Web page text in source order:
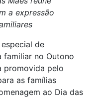
a expressão
de
no Outono
promovida pelo
as famílias
ao Dia das